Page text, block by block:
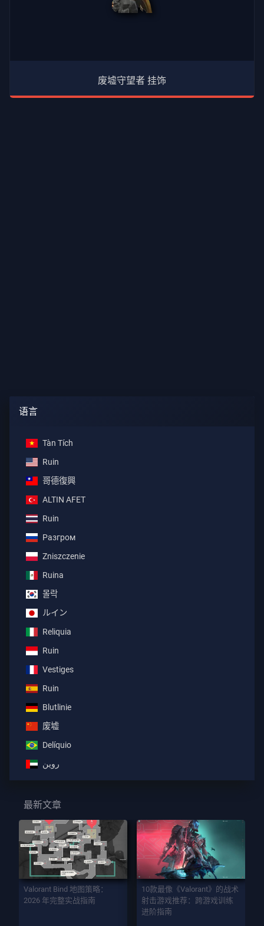
废墟守望者 挂饰
语言
Tàn Tích
Ruin
哥德復興
ALTIN AFET
Ruin
Разгром
Zniszczenie
Ruina
몰락
ルイン
Reliquia
Ruin
Vestiges
Ruin
Blutlinie
废墟
Delíquio
روين
最新文章
Valorant Bind 地图策略：
2026 年完整实战指南
10款最像《Valorant》的战术
射击游戏推荐：跨游戏训练
进阶指南